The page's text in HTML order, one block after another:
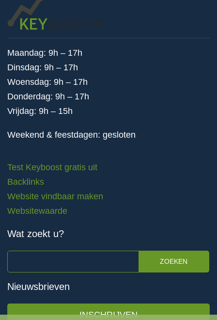
Maandag: 9h – 17h
Dinsdag: 9h – 17h
Woensdag: 9h – 17h
Donderdag: 9h – 17h
Vrijdag: 9h – 15h
Weekend & feestdagen: gesloten
Test Keyboost gratis uit
Backlinks
Website vindbaar maken
Websitewaarde
Wat zoekt u?
ZOEKEN
Nieuwsbrieven
INSCHRIJVEN